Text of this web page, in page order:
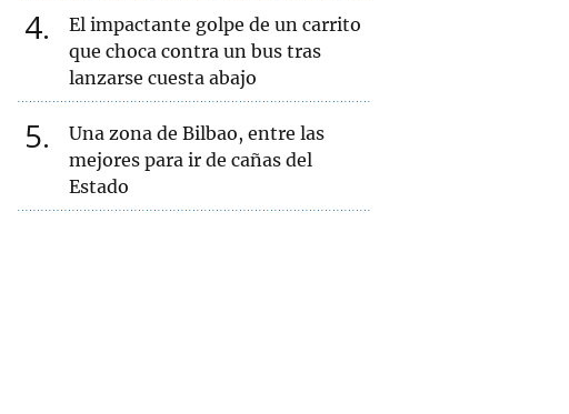
4
El impactante golpe de un carrito
que choca contra un bus tras
lanzarse cuesta abajo
5
Una zona de Bilbao, entre las
mejores para ir de cañas del
Estado